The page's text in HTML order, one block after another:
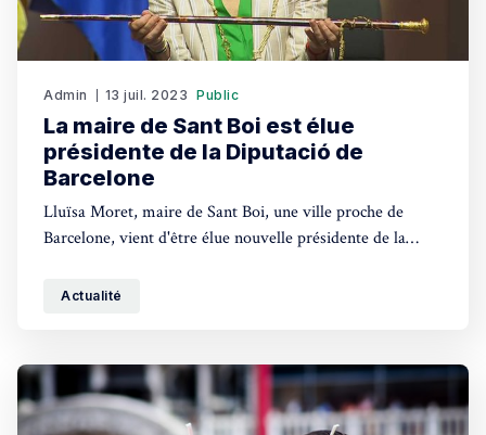
Admin 13 juil. 2023 Public
La maire de Sant Boi est élue
présidente de la Diputació de
Barcelone
Lluïsa Moret, maire de Sant Boi, une ville proche de
Barcelone, vient d'être élue nouvelle présidente de la
nomination fait suite à un accord conclu entre le Parti
Actualité